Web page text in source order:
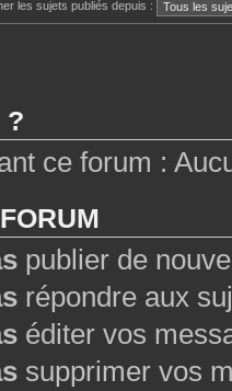
n
les sujets publiés depuis :
?
ce forum :
publier de
répondre aux
éditer vos
supprimer vos